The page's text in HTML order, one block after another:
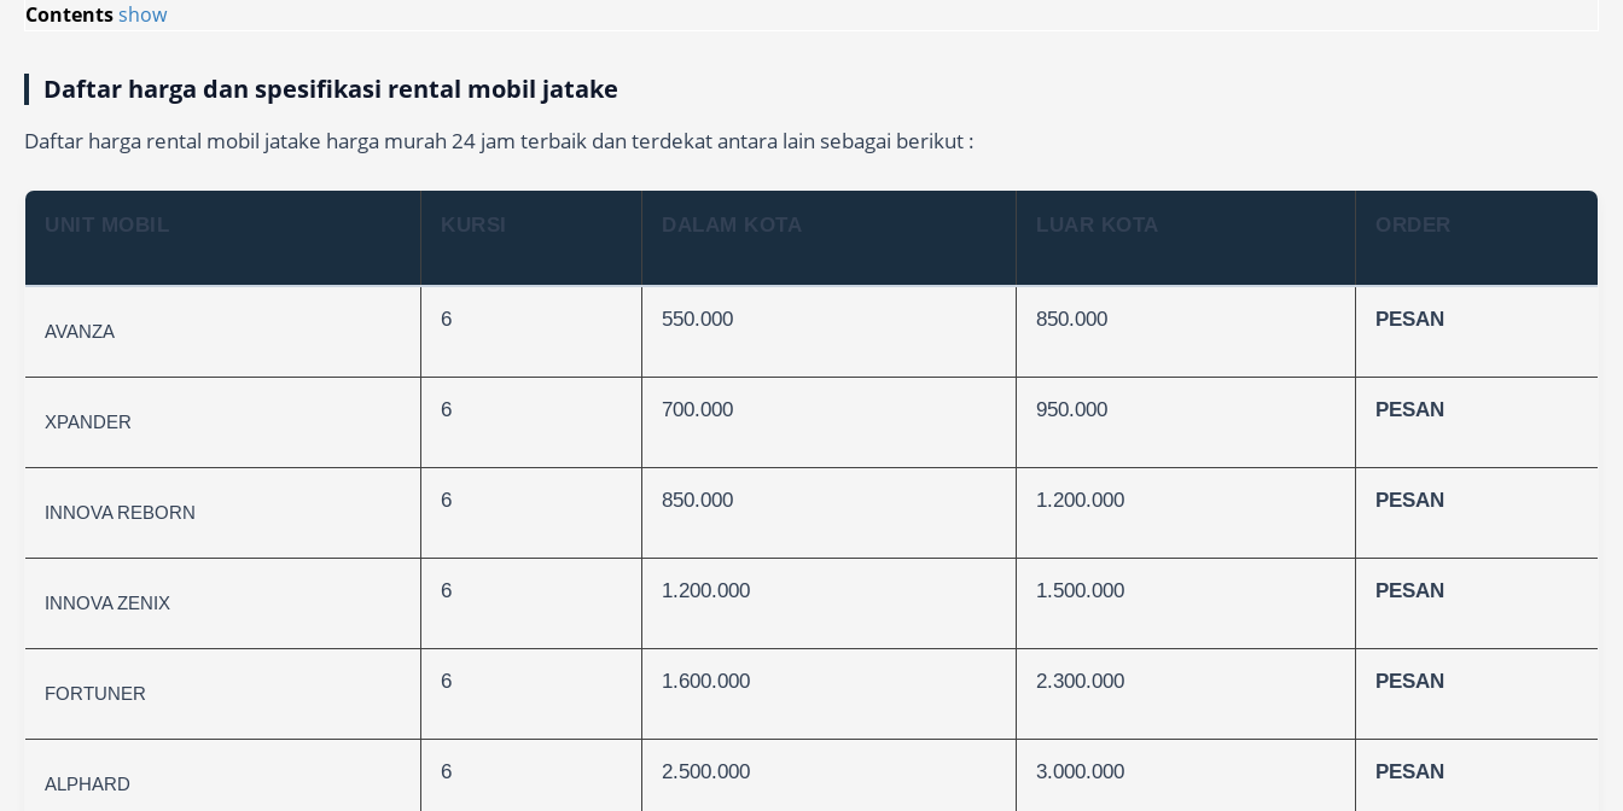
Contentsshow
Daftar harga dan spesifikasi rental mobil jatake
Daftar harga rental mobil jatake harga murah 24 jam terbaik dan terdekat antara lain sebagai berikut :
UNIT MOBIL KURSI DALAM KOTA LUAR KOTA ORDER
AVANZA
6 550.000 850.000 PESAN
XPANDER
6 700.000 950.000 PESAN
INNOVA REBORN
6 850.000 1.200.000 PESAN
INNOVA ZENIX
6 1.200.000 1.500.000 PESAN
FORTUNER
6 1.600.000 2.300.000 PESAN
ALPHARD
6 2.500.000 3.000.000 PESAN